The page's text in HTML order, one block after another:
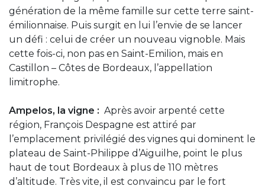
génération de la même famille sur cette terre saint-
émilionnaise. Puis surgit en lui l’envie de se lancer
un défi : celui de créer un nouveau vignoble. Mais
cette fois-ci, non pas en Saint-Emilion, mais en
Castillon – Côtes de Bordeaux, l’appellation
limitrophe.
Ampelos, la vigne : Après avoir arpenté cette
région, François Despagne est attiré par
l’emplacement privilégié des vignes qui dominent le
plateau de Saint-Philippe d’Aiguilhe, point le plus
haut de tout Bordeaux à plus de 110 mètres
d’altitude. Très vite, il est convaincu par le fort